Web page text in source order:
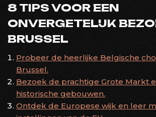
8 TIPS VOOR EEN
ONVERGETELIJK
BRUSSEL
Probeer de heerlijke Belgische
Brussel.
Bezoek de prachtige Grote Markt
historische gebouwen.
Ontdek de Europese wijk en leer